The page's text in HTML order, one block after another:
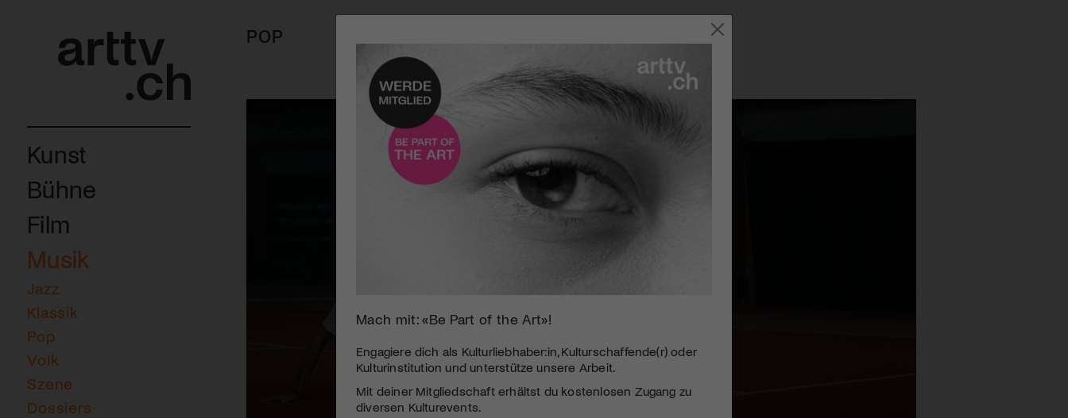
Kunst
Bühne
Film
Musik
Jazz
Klassik
Pop
Volk
Szene
Dossiers
POP
Mach mit: «Be Part of the Art»!
Engagiere dich als Kulturliebhaber:in, Kulturschaffende(r) oder
Kulturinstitution und unterstütze unsere Arbeit.
Mit deiner Mitgliedschaft erhältst du kostenlosen Zugang zu
diversen Kulturevents.